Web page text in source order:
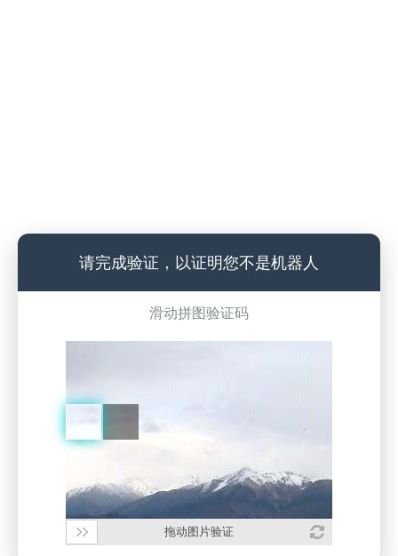
请完成验证，以证明您不是机器人
滑动拼图验证码
拖动图片验证